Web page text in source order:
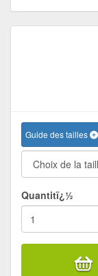
Guide des tailles
Quantitï¿½